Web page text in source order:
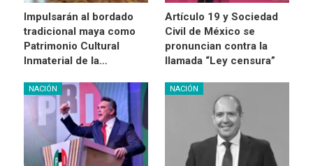
Impulsarán al bordado
tradicional maya como
Patrimonio Cultural
Inmaterial de la…
Artículo 19 y Sociedad
Civil de México se
pronuncian contra la
llamada “Ley censura”
NACIÓN NACIÓN